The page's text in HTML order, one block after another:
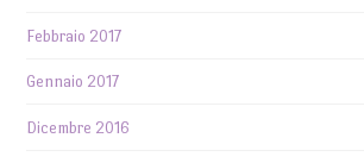
Febbraio 2017
Gennaio 2017
Dicembre 2016